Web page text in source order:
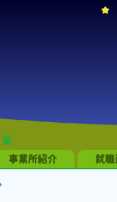
事業所紹介 就職